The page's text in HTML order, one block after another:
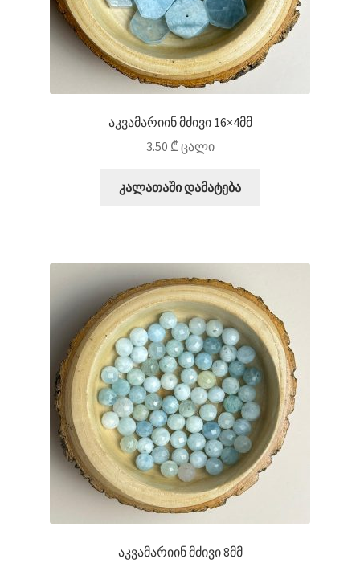
აკვამარიინ მძივი 16×4მმ
3.50 ₾ცალი
კალათაში დამატება
აკვამარიინ მძივი 8მმ